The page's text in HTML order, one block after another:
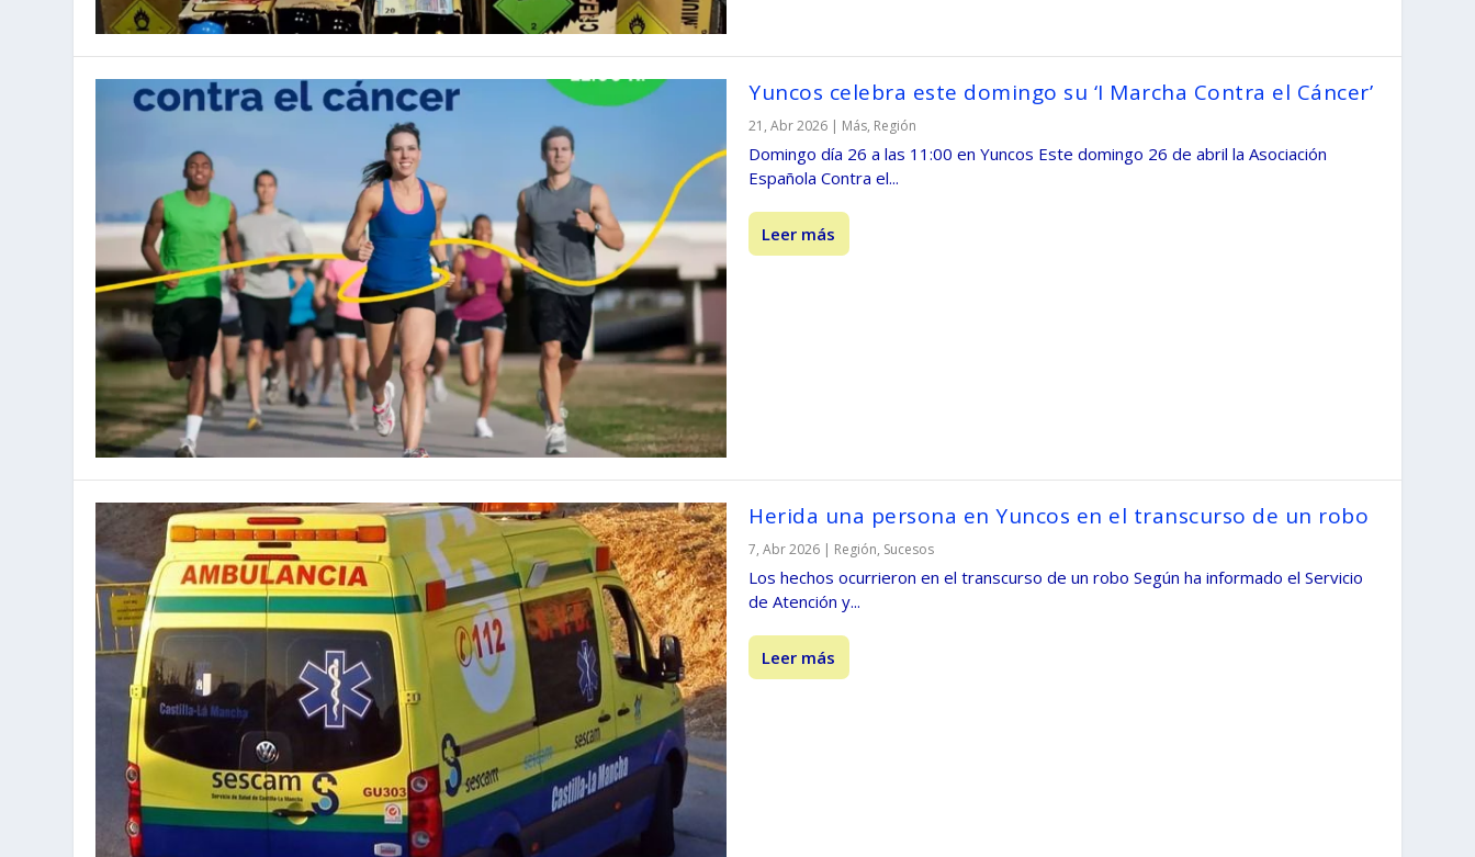
Yuncos celebra este domingo su ‘I Marcha Contra el Cáncer’
21, Abr 2026 | Más, Región
Domingo día 26 a las 11:00 en Yuncos Este domingo 26 de abril la Asociación
Española Contra el...
Leer más
Herida una persona en Yuncos en el transcurso de un robo
7, Abr 2026 | Región, Sucesos
Los hechos ocurrieron en el transcurso de un robo Según ha informado el Servicio
de Atención y...
Leer más